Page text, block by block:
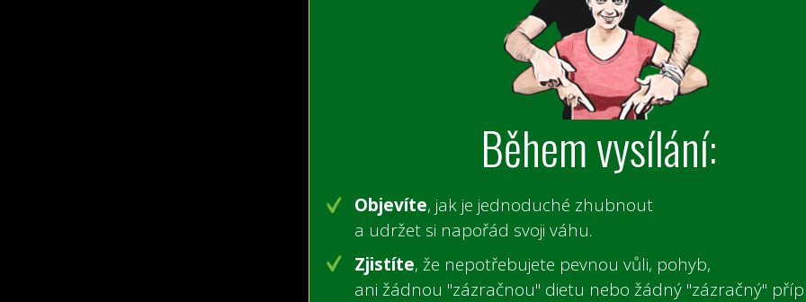
Během vysílání:
Objevíte, jak je jednoduché zhubnout
a udržet si napořád svoji váhu.
Zjistíte, že nepotřebujete pevnou vůli, pohyb,
ani žádnou "zázračnou" dietu nebo žádný "zázračný"